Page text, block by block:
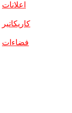
اعلانات
كاريكاتير
فضاءات